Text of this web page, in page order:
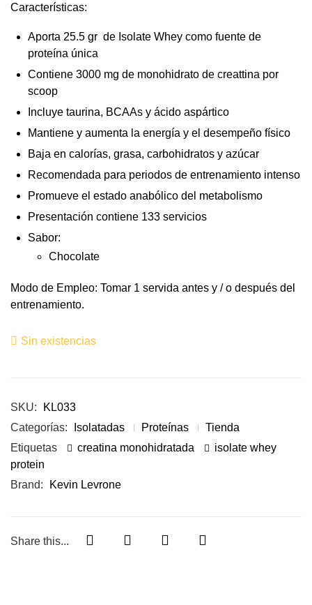
Características:
Aporta 25.5 gr de Isolate Whey como fuente de
proteína única
Contiene 3000 mg de monohidrato de creattina por
scoop
Incluye taurina, BCAAs y ácido aspártico
Mantiene y aumenta la energía y el desempeño físico
Baja en calorías, grasa, carbohidratos y azúcar
Recomendada para periodos de entrenamiento intenso
Promueve el estado anabólico del metabolismo
Presentación contiene 133 servicios
Sabor:
Chocolate
Modo de Empleo: Tomar 1 servida antes y / o después del
entrenamiento.
Sin existencias
SKU:
KL033
Categorías:
Isolatadas Proteínas
Tienda
Etiquetas
creatina monohidratada
isolate whey
protein
Brand:
Kevin Levrone
Share this...